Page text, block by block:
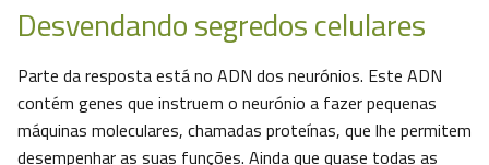
Desvendando segredos celulares
Parte da resposta está no ADN dos neurónios. Este ADN
contém genes que instruem o neurónio a fazer pequenas
máquinas moleculares, chamadas proteínas, que lhe permitem
desempenhar as suas funções. Ainda que quase todas as